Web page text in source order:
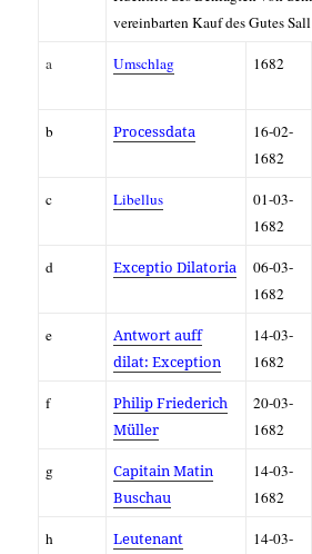
vereinbarten Kauf des Gutes Sall
a Umschlag 1682
b Processdata
16-02-
1682
c Libellus
01-03-
1682
d Exceptio Dilatoria
06-03-
1682
e
Antwort auff
dilat: Exception
14-03-
1682
f
Philip Friederich
Müller
20-03-
1682
g
Capitain Matin
Buschau
14-03-
1682
h
Leutenant
14-03-